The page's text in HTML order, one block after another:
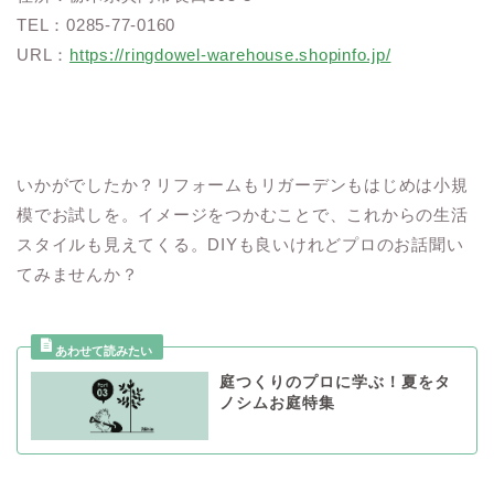
TEL：0285-77-0160
URL： https://ringdowel-warehouse.shopinfo.jp/
いかがでしたか？リフォームもリガーデンもはじめは小規
模でお試しを。イメージをつかむことで、これからの生活
スタイルも見えてくる。DIYも良いけれどプロのお話聞い
てみませんか？
庭つくりのプロに学ぶ！夏をタ
ノシムお庭特集